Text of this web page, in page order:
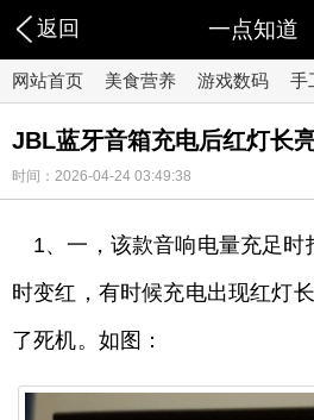
返回 一点知道
网站首页 美食营养 游戏数码 手
JBL蓝牙音箱充电后红灯长
时间：2026-04-24 03:49:38
1、一，该款音响电量充足时
时变红，有时候充电出现红灯
了死机。如图：